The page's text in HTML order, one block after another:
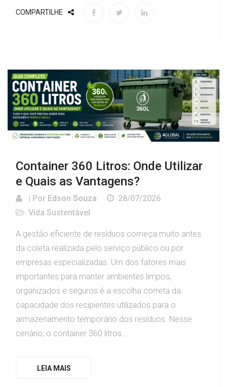
COMPARTILHE
Container 360 Litros: Onde Utilizar
e Quais as Vantagens?
| Por Edson Souza
28/07/2026
Vida Sustentável
A gestão eficiente de resíduos começa muito antes
da coleta realizada pelo serviço público ou por
empresas especializadas. Um dos fatores mais
importantes para manter ambientes limpos,
organizados e seguros é a escolha correta da
capacidade dos recipientes utilizados para o
armazenamento temporário dos resíduos. Nesse
cenário, o container 360 litros...
LEIA MAIS